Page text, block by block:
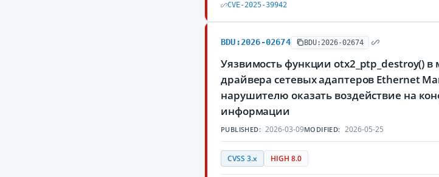
CVE-2025-39942
BDU:2026-02674 BDU:2026-02674
Уязвимость функции otx2_ptp_destroy()
драйвера сетевых адаптеров Ethernet
нарушителю оказать воздействие на
информации
PUBLISHED: 2026-03-09MODIFIED: 2026-05-25
CVSS 3.x HIGH 8.0